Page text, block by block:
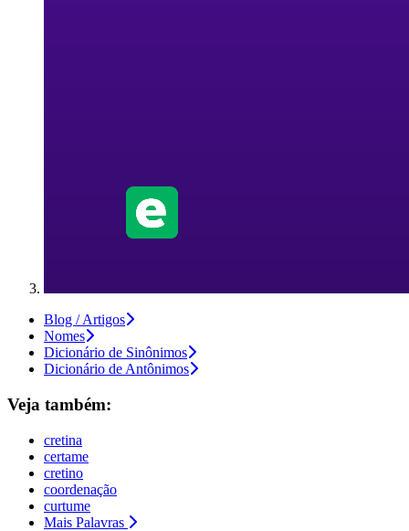
Blog / Artigos
Nomes
Dicionário de Sinônimos
Dicionário de Antônimos
Veja também:
cretina
certame
cretino
coordenação
curtume
Mais Palavras